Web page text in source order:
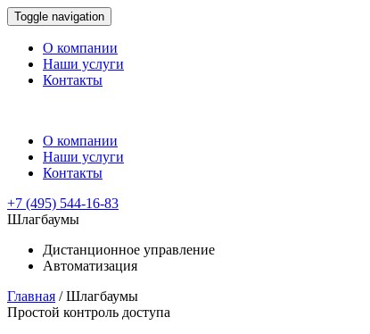
Toggle navigation
О компании
Наши услуги
Контакты
О компании
Наши услуги
Контакты
+7 (495) 544-16-83
Шлагбаумы
Дистанционное управление
Автоматизация
Главная /Шлагбаумы
Простой контроль доступа